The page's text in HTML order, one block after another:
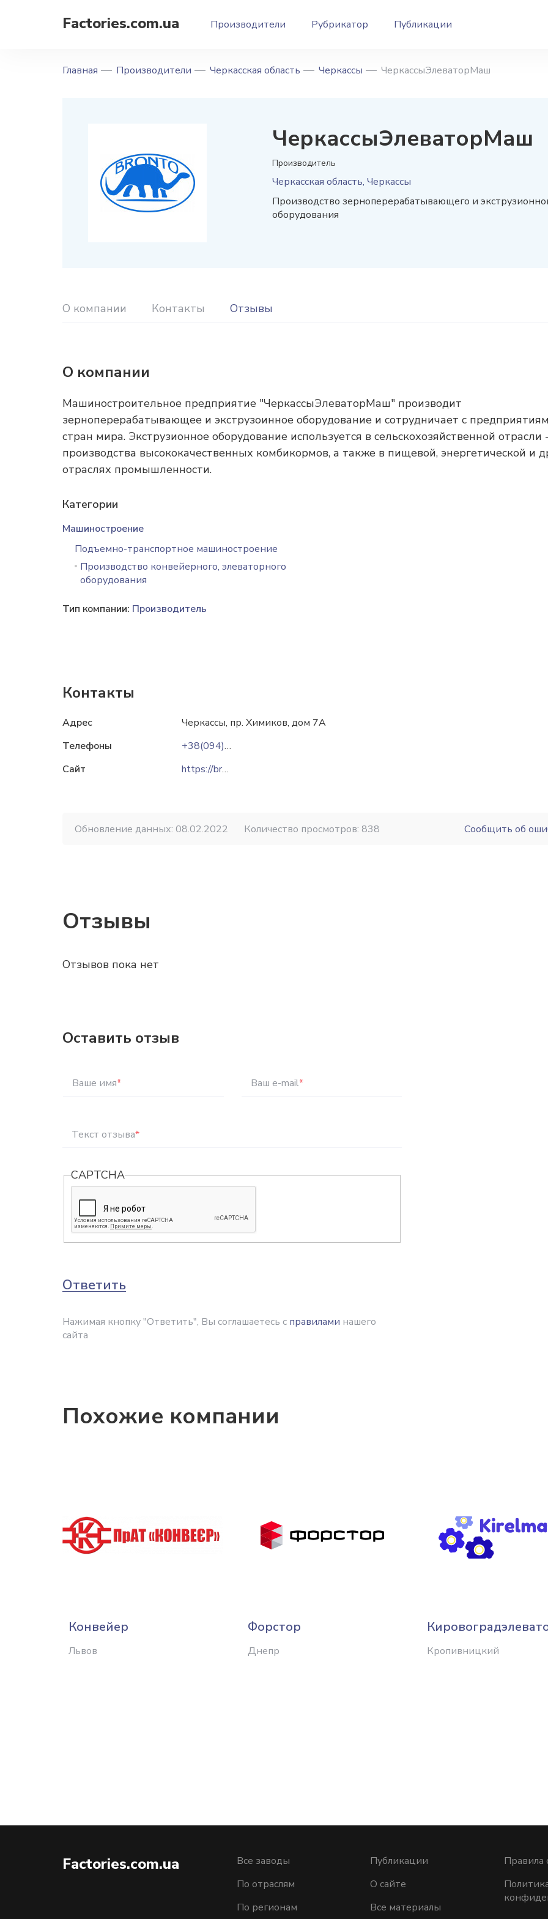
Factories.com.ua Производители Рубрикатор Публикации
Главная Производители Черкасская область Черкассы ЧеркассыЭлеваторМаш
ЧеркассыЭлеваторМаш
Производитель
Черкасская область, Черкассы
Производство зерноперерабатывающего и
оборудования
О компании Контакты Отзывы
О компании
Машиностроительное предприятие "ЧеркассыЭлеваторМаш" производит
зерноперерабатывающее и экструзоинное оборудование и сотрудничает с
стран мира. Экструзионное оборудование используется в сельскохозяйственной отрасли
производства высококачественных комбикормов, а также в пищевой, энергетической и
отраслях промышленности.
Категории
Машиностроение
Подъемно-транспортное машиностроение
Производство конвейерного, элеваторного
оборудования
Тип компании: Производитель
Контакты
Адрес
Черкассы, пр. Химиков, дом 7А
Телефоны
+38(094)9852900
Сайт
https://bronto.ub.ua
Обновление данных: 08.02.2022 Количество просмотров: 838 Сообщить об
Отзывы
Отзывов пока нет
Оставить отзыв
Ваше имя* Ваш e-mail*
Текст отзыва*
CAPTCHA
Ответить
Нажимая кнопку "Ответить", Вы соглашаетесь с правилами нашего
сайта
Похожие компании
Конвейер
Львов
Форстор
Днепр Кропивницкий
Factories.com.ua
Все заводы
По отраслям
По регионам
Публикации
О сайте
Все материалы
Правила